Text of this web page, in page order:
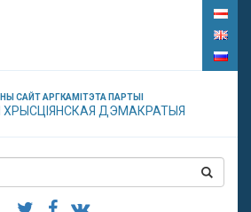
САЙТ АРГКАМІТЭТА ПАРТЫІ
ХРЫСЦІЯНСКАЯ ДЭМАКРАТЫЯ